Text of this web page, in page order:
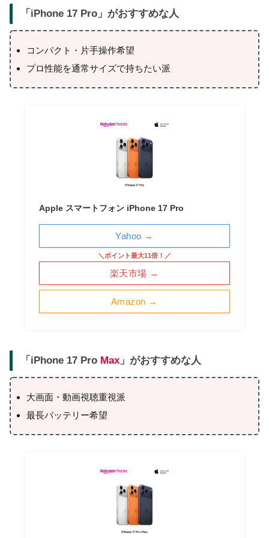
「iPhone 17 Pro 」がおすすめな人
コンパクト・片手操作希望
プロ性能を通常サイズで持ちたい派
Apple スマートフォン iPhone 17 Pro
Amazon →
＼ポイント最大11倍！／
楽天市場 →
Yahoo →
「iPhone 17 Pro Max 」がおすすめな人
大画面・動画視聴重視派
最長バッテリー希望